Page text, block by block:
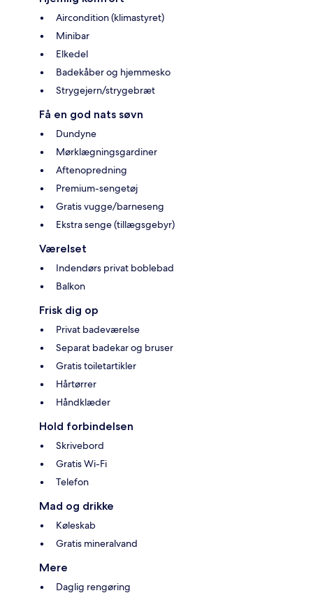
Aircondition (klimastyret)
Minibar
Elkedel
Badekåber og hjemmesko
Strygejern/strygebræt
Få en god nats søvn
Dundyne
Mørklægningsgardiner
Aftenopredning
Premium-sengetøj
Gratis vugge/barneseng
Ekstra senge (tillægsgebyr)
Værelset
Indendørs privat boblebad
Balkon
Frisk dig op
Privat badeværelse
Separat badekar og bruser
Gratis toiletartikler
Hårtørrer
Håndklæder
Hold forbindelsen
Skrivebord
Gratis Wi-Fi
Telefon
Mad og drikke
Køleskab
Gratis mineralvand
Mere
Daglig rengøring